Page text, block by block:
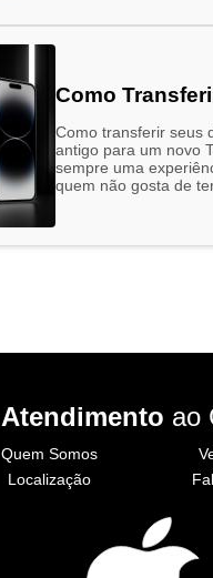
Como
Novo
Como transferir seus
antigo para um novo
sempre uma
quem não gosta de
Atendimento ao
Quem Somos
Localização